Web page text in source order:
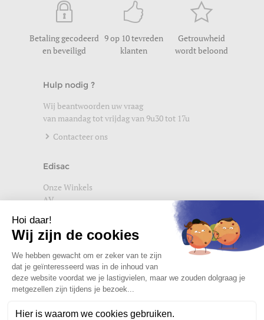
Betaling gecodeerd
en beveiligd
9 op 10 tevreden
klanten
Getrouwheid
wordt beloond
Hulp nodig ?
Wij beantwoorden uw vraag
van maandag tot vrijdag van 9u30 tot 17u
Contacteer ons
Edisac
Onze Winkels
AV
Wettelijke vermeldingen
Privacybeleid
Word lid van de edisac community